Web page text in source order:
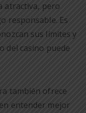
atractiva, pero
responsable. Es
sus límites y
del casino puede
también ofrece
entender mejor